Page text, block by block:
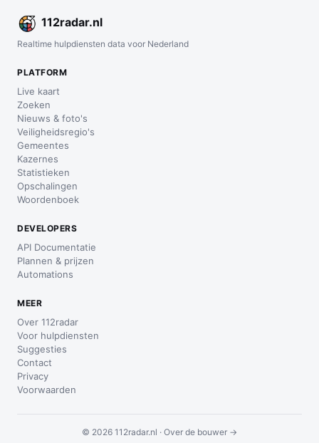
112radar.nl
Realtime hulpdiensten data voor Nederland
PLATFORM
Live kaart
Zoeken
Nieuws & foto's
Veiligheidsregio's
Gemeentes
Kazernes
Statistieken
Opschalingen
Woordenboek
DEVELOPERS
API Documentatie
Plannen & prijzen
Automations
MEER
Over 112radar
Voor hulpdiensten
Suggesties
Contact
Privacy
Voorwaarden
© 2026 112radar.nl · Over de bouwer →